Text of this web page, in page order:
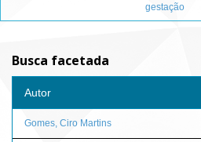
gestação
Busca facetada
Autor
Gomes, Ciro Martins